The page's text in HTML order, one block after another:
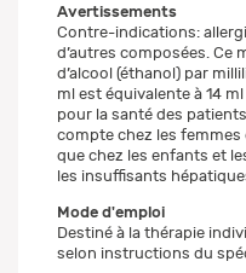
Avertissements
Contre-indications:
d’autres composées. Ce
d’alcool (éthanol) par
ml est équivalente à 14
pour la santé des
compte chez les
que chez les enfants et
les insuffisants
Mode d'emploi
Destiné à la thérapie
selon instructions du